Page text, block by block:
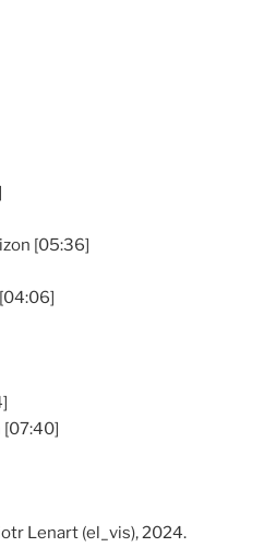
[05:36]
Lenart (el_vis), 2024.